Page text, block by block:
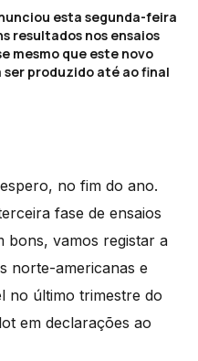
esta segunda-feira
resultados nos ensaios
mesmo que este novo
produzido até ao final
no fim do ano.
fase de ensaios
bons, vamos registar a
norte-americanas e
no último trimestre do
em declarações ao